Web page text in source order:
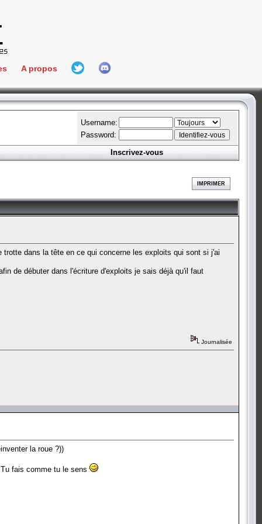
Connect
A propos
L'équipe
Hall Of Fame
Username:
Password:
Inscrivez-vous
IMPRIMER
dans la tête en ce qui concerne les exploits qui sont si j'ai
de débuter dans l'écriture d'exploits je sais déjà qu'il faut
Journalisée
la roue ?))
fais comme tu le sens